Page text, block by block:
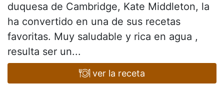
duquesa de Cambridge, Kate Middleton, la
ha convertido en una de sus recetas
favoritas. Muy saludable y rica en agua ,
resulta ser un...
ver la receta